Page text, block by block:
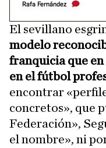
Rafa Fernández
El sevillano
modelo
franquicia que
en el fútbol
encontrar
concretos», que
Federación»,
el nombre», ni